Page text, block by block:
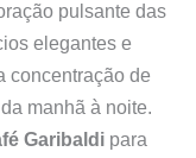
pulsante das
elegantes e
concentração de
manhã à noite.
Garibaldipara